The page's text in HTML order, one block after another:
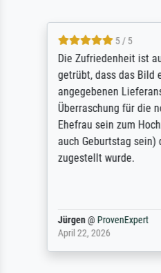
5 / 5
Die Zufriedenheit ist
getrübt, dass das Bild
angegebenen
Überraschung für die
Ehefrau sein zum
auch Geburtstag sein)
zugestellt wurde.
Jürgen@ ProvenExpert
April 22, 2026